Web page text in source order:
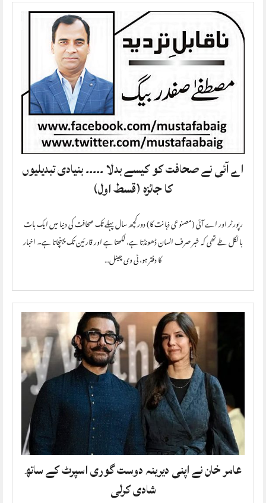
اے آئی نے صحافت کو کیسے بدلا ۔۔۔۔۔ بنیادی تبدیلیوں
کا جائزہ (قسط اول)
رپورٹر اور اے آئی (مصنوعی ذہانت کا) دورکچھ سال پہلے تک صحافت کی دنیا میں ایک بات
بالکل طے تھی کہ خبر صرف انسان ڈھونڈتا ہے، لکھتا ہے اور قارئین تک پہنچاتا ہے۔ اخبار
کا دفتر ہو، ٹی وی چینل…
عامر خان نے اپنی دیرینہ دوست گوری اسپرٹ کے ساتھ
شادی کرلی